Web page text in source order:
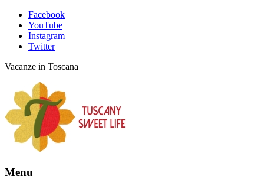
Facebook
YouTube
Instagram
Twitter
Vacanze in Toscana
Menu